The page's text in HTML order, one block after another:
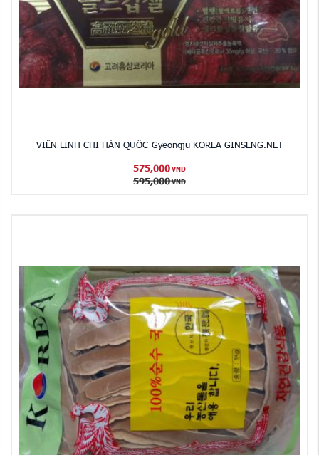
VIÊN LINH CHI HÀN QUỐC-Gyeongju KOREA GINSENG.NET
575,000 VND
595,000 VND